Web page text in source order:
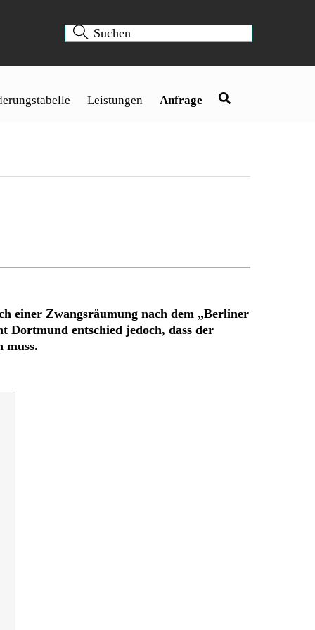
Leistungen Anfrage
einer Zwangsräumung nach dem „Berliner
Dortmund entschied jedoch, dass der
muss.